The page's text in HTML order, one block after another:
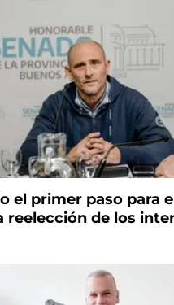
el primer paso para
reelección de los